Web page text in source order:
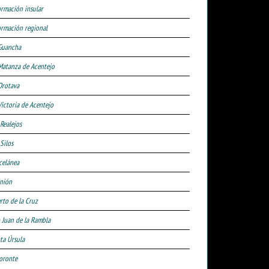
insular
regional
de Acentejo
de Acentejo
de la Cruz
Juan de la Rambla
Úrsula